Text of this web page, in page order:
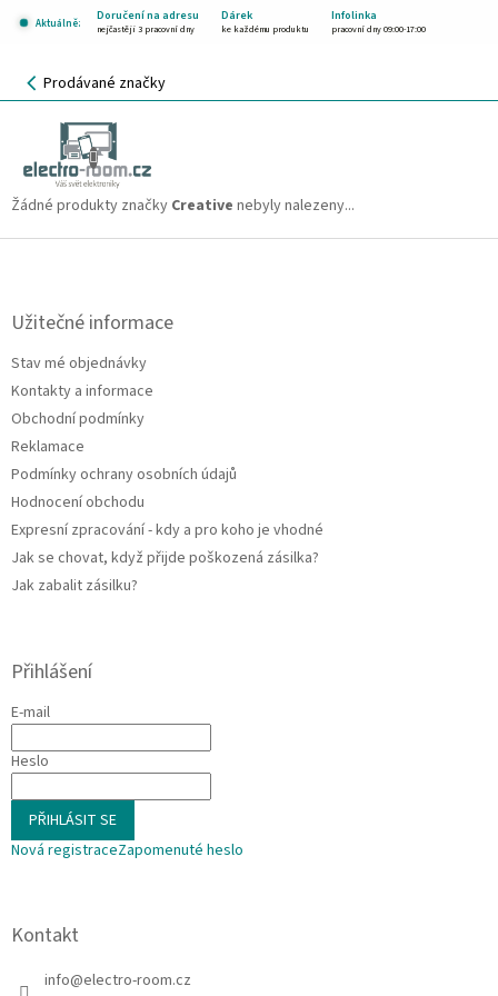
Aktuálně:
Doručení na adresu Dárek Infolinka
nejčastěji 3 pracovní dny ke každému produktu pracovní dny 09:00-17:00
NÁKUPNÍ
KOŠÍK
Prodávané značky
Creative
Žádné produkty značky Creative nebyly nalezeny...
Z
Užitečné informace
Stav mé objednávky
Kontakty a informace
Obchodní podmínky
Reklamace
Podmínky ochrany osobních údajů
Hodnocení obchodu
Expresní zpracování - kdy a pro koho je vhodné
Jak se chovat, když přijde poškozená zásilka?
Jak zabalit zásilku?
Přihlášení
E-mail
Heslo
PŘIHLÁSIT SE
Nová registraceZapomenuté heslo
Kontakt
info@electro-room.cz